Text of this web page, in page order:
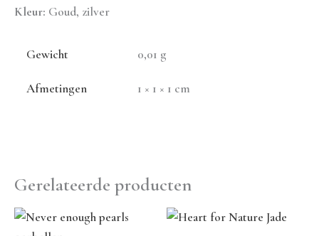
Kleur: Goud, zilver
Gewicht 0,01 g
Afmetingen 1 × 1 × 1 cm
Gerelateerde producten